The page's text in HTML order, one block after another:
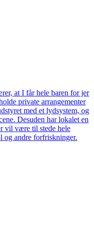
at I får hele baren for jer
private arrangementer
med et lydsystem, og
Desuden har lokalet en
vil være til stede hele
og andre forfriskninger.